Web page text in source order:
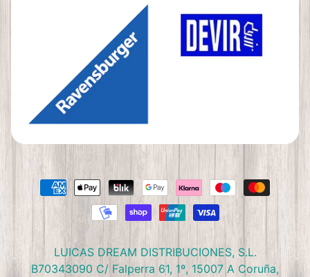
LUICAS DREAM DISTRIBUCIONES, S.L.
B70343090 C/ Falperra 61, 1º, 15007 A Coruña,